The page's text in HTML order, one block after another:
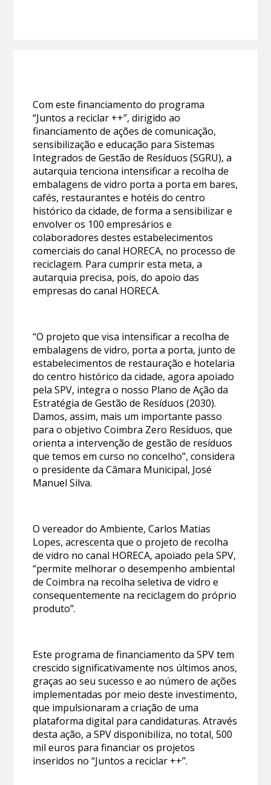
Com este financiamento do programa
“Juntos a reciclar ++”, dirigido ao
financiamento de ações de comunicação,
sensibilização e educação para Sistemas
Integrados de Gestão de Resíduos (SGRU), a
autarquia tenciona intensificar a recolha de
embalagens de vidro porta a porta em bares,
cafés, restaurantes e hotéis do centro
histórico da cidade, de forma a sensibilizar e
envolver os 100 empresários e
colaboradores destes estabelecimentos
comerciais do canal HORECA, no processo de
reciclagem. Para cumprir esta meta, a
autarquia precisa, pois, do apoio das
empresas do canal HORECA.
“O projeto que visa intensificar a recolha de
embalagens de vidro, porta a porta, junto de
estabelecimentos de restauração e hotelaria
do centro histórico da cidade, agora apoiado
pela SPV, integra o nosso Plano de Ação da
Estratégia de Gestão de Resíduos (2030).
Damos, assim, mais um importante passo
para o objetivo Coimbra Zero Resíduos, que
orienta a intervenção de gestão de resíduos
que temos em curso no concelho”, considera
o presidente da Câmara Municipal, José
Manuel Silva.
O vereador do Ambiente, Carlos Matias
Lopes, acrescenta que o projeto de recolha
de vidro no canal HORECA, apoiado pela SPV,
“permite melhorar o desempenho ambiental
de Coimbra na recolha seletiva de vidro e
consequentemente na reciclagem do próprio
produto”.
Este programa de financiamento da SPV tem
crescido significativamente nos últimos anos,
graças ao seu sucesso e ao número de ações
implementadas por meio deste investimento,
que impulsionaram a criação de uma
plataforma digital para candidaturas. Através
desta ação, a SPV disponibiliza, no total, 500
mil euros para financiar os projetos
inseridos no “Juntos a reciclar ++”.